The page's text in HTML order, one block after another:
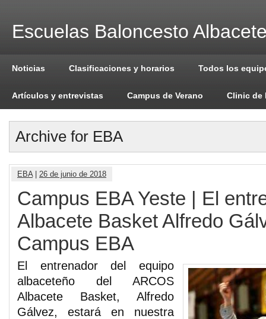
Escuelas Baloncesto
Noticias Clasificaciones y horarios Todos los
Artículos y entrevistas Campus de Verano Clinic de
Archive for EBA
EBA| 26 de junio de 2018
Campus EBA Yeste | El
Albacete Basket Alfredo
Campus EBA
El entrenador del equipo
albaceteño del ARCOS
Albacete Basket, Alfredo
Gálvez, estará en nuestra